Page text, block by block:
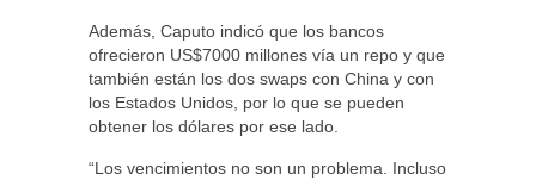
Además, Caputo indicó que los bancos
ofrecieron US$7000 millones vía un repo y que
también están los dos swaps con China y con
los Estados Unidos, por lo que se pueden
obtener los dólares por ese lado.
“Los vencimientos no son un problema. Incluso